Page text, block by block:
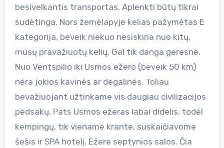
besivelkantis transportas. Aplenkti būtų tikrai
sudėtinga. Nors žemėlapyje kelias pažymėtas E
kategorija, beveik niekuo nesiskiria nuo kitų,
mūsų pravažiuotų kelių. Gal tik danga geresnė.
Nuo Ventspilio iki Usmos ežero (beveik 50 km)
nėra jokios kavinės ar degalinės. Toliau
bevažiuojant užtinkame vis daugiau civilizacijos
pėdsakų. Pats Usmos ežeras labai didelis, todėl
kempingų, tik viename krante, suskaičiavome
šešis ir SPA hotelį. Ežere septynios salos. Čia